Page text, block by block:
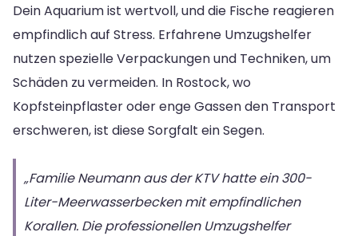
Dein Aquarium ist wertvoll, und die Fische reagieren
empfindlich auf Stress. Erfahrene Umzugshelfer
nutzen spezielle Verpackungen und Techniken, um
Schäden zu vermeiden. In Rostock, wo
Kopfsteinpflaster oder enge Gassen den Transport
erschweren, ist diese Sorgfalt ein Segen.
„Familie Neumann aus der KTV hatte ein 300-
Liter-Meerwasserbecken mit empfindlichen
Korallen. Die professionellen Umzugshelfer